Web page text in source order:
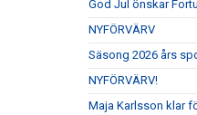
God Jul önskar
NYFÖRVÄRV
Säsong 2026 års
NYFÖRVÄRV!
Maja Karlsson klar